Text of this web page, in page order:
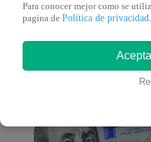
Para conocer mejor como se
pagina de Política de privacidad